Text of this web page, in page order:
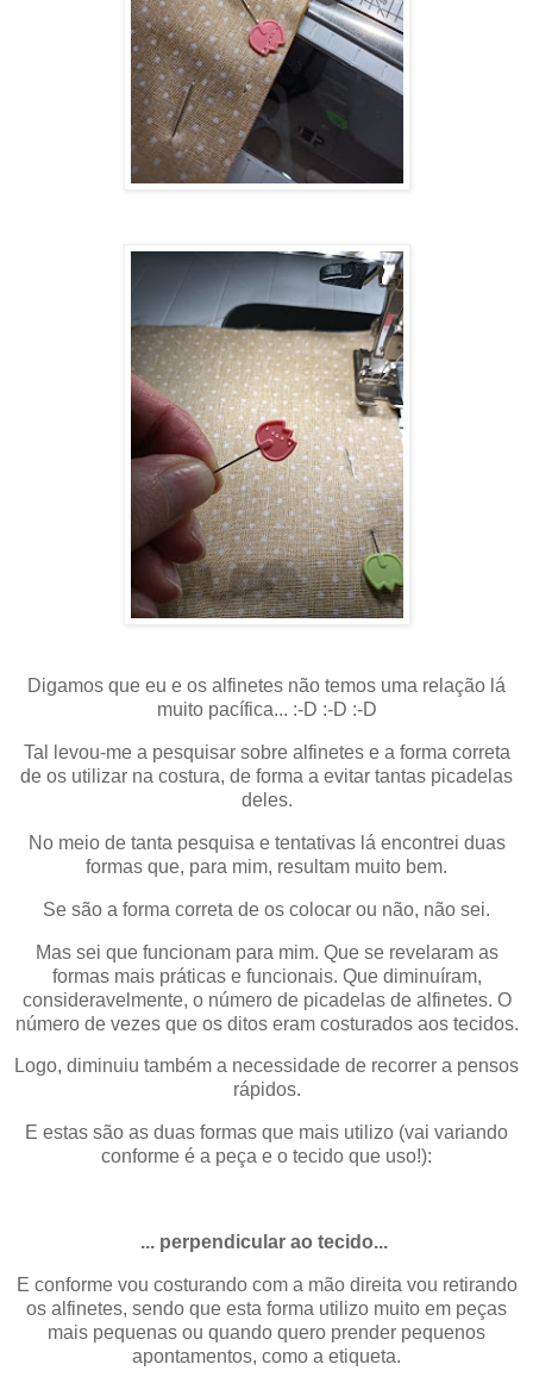
Digamos que eu e os alfinetes não temos uma relação lá
muito pacífica... :-D :-D :-D
Tal levou-me a pesquisar sobre alfinetes e a forma correta
de os utilizar na costura, de forma a evitar tantas picadelas
deles.
No meio de tanta pesquisa e tentativas lá encontrei duas
formas que, para mim, resultam muito bem.
Se são a forma correta de os colocar ou não, não sei.
Mas sei que funcionam para mim. Que se revelaram as
formas mais práticas e funcionais. Que diminuíram,
consideravelmente, o número de picadelas de alfinetes. O
número de vezes que os ditos eram costurados aos tecidos.
Logo, diminuiu também a necessidade de recorrer a pensos
rápidos.
E estas são as duas formas que mais utilizo (vai variando
conforme é a peça e o tecido que uso!):
... perpendicular ao tecido...
E conforme vou costurando com a mão direita vou retirando
os alfinetes, sendo que esta forma utilizo muito em peças
mais pequenas ou quando quero prender pequenos
apontamentos, como a etiqueta.